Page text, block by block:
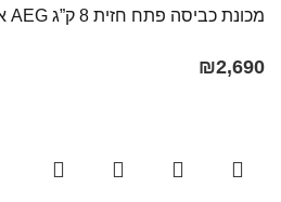
מכונת כביסה פתח חזית 8 ק”ג AEG א.א.ג דגם L7FE8432M
₪2,690